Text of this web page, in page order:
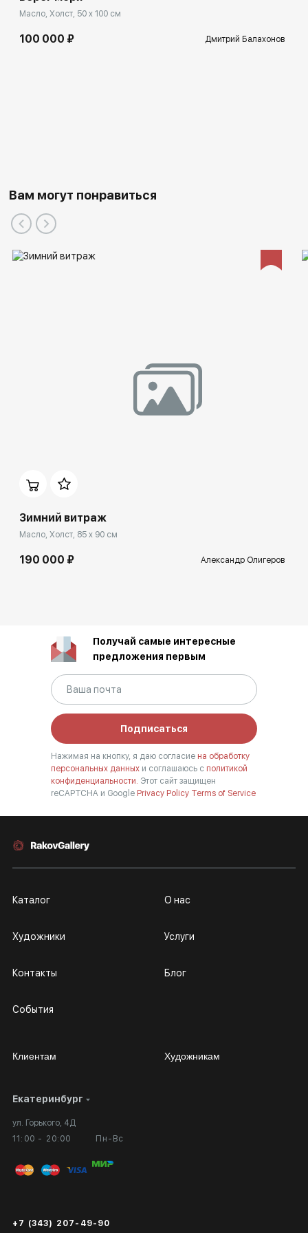
Масло, Холст, 50 x 100 см
100 000 ₽ Дмитрий Балахонов
Вам могут понравиться
Зимний витраж
Масло, Холст, 85 x 90 см
190 000 ₽ Александр Олигеров
Получай самые интересные
предложения первым
Подписаться
Нажимая на кнопку, я даю согласие на обработку
персональных данных и соглашаюсь с политикой
конфиденциальности. Этот сайт защищен
reCAPTCHA и Google Privacy Policy Terms of Service
Екатеринбург
ул. Горького, 4Д
11:00 - 20:00
Пн-Вс
+7 (343) 207-49-90
Каталог
Художники
Контакты
События
О нас
Услуги
Блог
Клиентам
Личный кабинет
Вопросы и ответы
Публичная оферта
Экспертиза/Вывоз за границу
Художникам
Сотрудничество
Выставка в галерее